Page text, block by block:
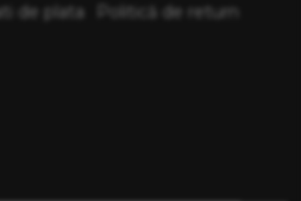
de plata Politică de return